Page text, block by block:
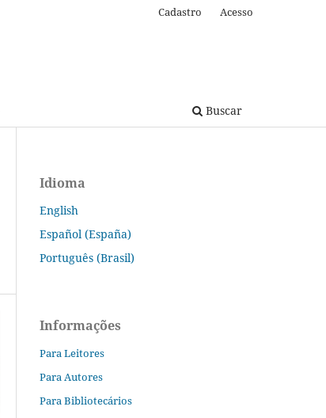
Buscar
Cadastro Acesso
Idioma
English
Español (España)
Português (Brasil)
Informações
Para Leitores
Para Autores
Para Bibliotecários